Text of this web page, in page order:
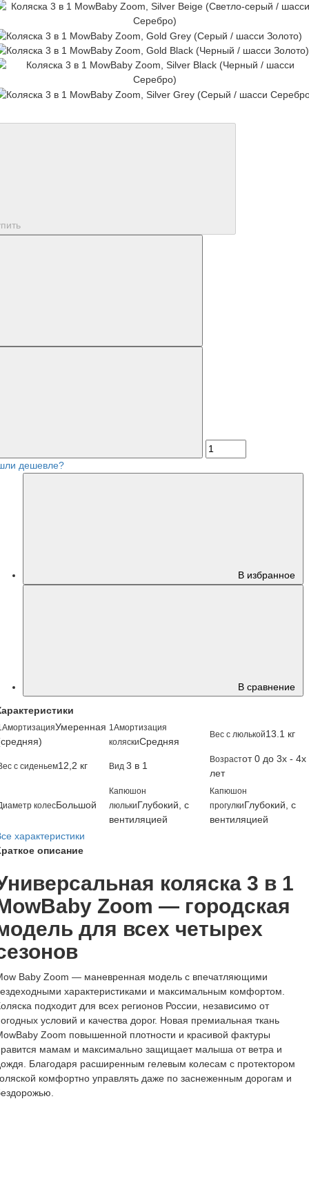
дешевле?
В избранное
В сравнение
Умеренная 1Амортизация
коляскиСредняя
Вес с люлькой13.1 кг
с сиденьем12,2 кг Вид 3 в 1
Возрастот 0 до 3х - 4х
лет
колесБольшой
Капюшон
люлькиГлубокий, с
вентиляцией
Капюшон
прогулкиГлубокий, с
вентиляцией
характеристики
описание
коляска 3 в 1
Zoom — городская
для всех четырех
Baby Zoom — маневренная модель с впечатляющими
характеристиками и максимальным комфортом.
подходит для всех регионов России, независимо от
условий и качества дорог. Новая премиальная ткань
Zoom повышенной плотности и красивой фактуры
мамам и максимально защищает малыша от ветра и
Благодаря расширенным гелевым колесам с протектором
комфортно управлять даже по заснеженным дорогам и